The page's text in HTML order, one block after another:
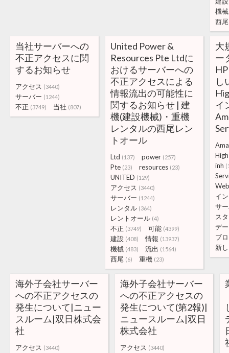
機械
西尾
当社サーバーへの
不正アクセスに関
するお知らせ
アクセス (3440)
サーバー (1244)
不正 (3749) 当社 (807)
United Power &
Resources Pte Ltdに
おけるサーバーへの
不正アクセスによる
情報流出の可能性に
関するお知らせ | 建
機(建設機械)・重機
レンタルの西尾レン
トオール
Ltd (137) power (257)
Pte (23) resources (23)
UNITED (129)
アクセス (3440)
サーバー (1244)
レンタル (364)
レントオール (4)
不正 (3749) 可能 (4399)
建設 (408) 情報 (13937)
機械 (483) 流出 (1564)
西尾 (6) 重機 (23)
大
ー
し
イ
High
inh
Web
イ
サ
ス
デ
ブ
新
海外子会社サーバー
への不正アクセスの
発生について|ニュー
スルーム|双日株式会
社
アクセス (3440)
海外子会社サーバー
への不正アクセスの
発生について(第2報)|
ニュースルーム|双日
株式会社
アクセス (3440)